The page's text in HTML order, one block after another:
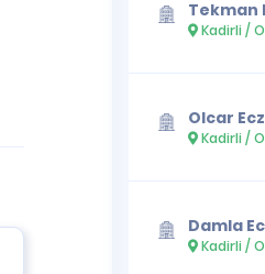
Tekman
Kadirli /
Olcar
Kadirli /
Damla
Kadirli /